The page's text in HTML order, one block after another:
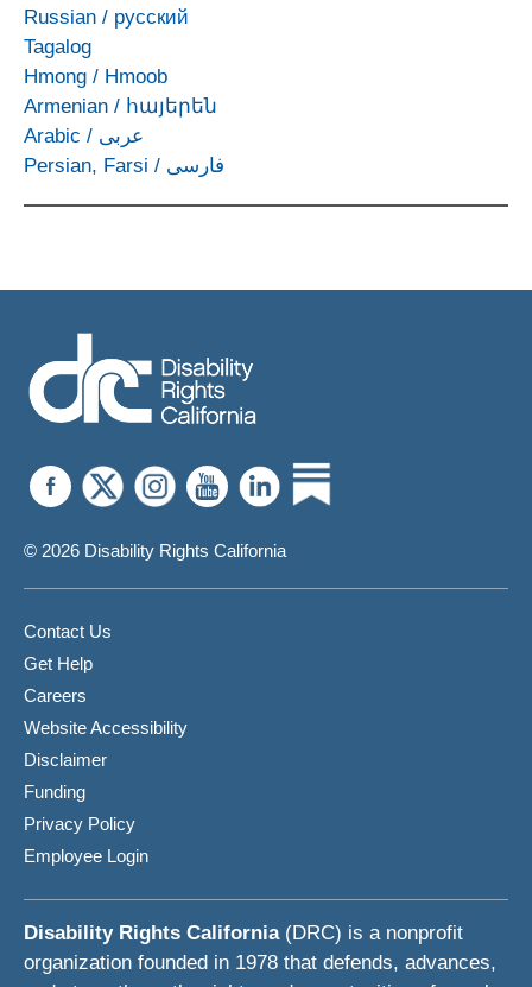
Russian / русский
Tagalog
Hmong / Hmoob
Armenian / հայերեն
Arabic / عربى
Persian, Farsi / فارسی
© 2026 Disability Rights California
Contact Us
Get Help
Careers
Website Accessibility
Disclaimer
Funding
Privacy Policy
Employee Login
Disability Rights California(DRC) is a nonprofit
organization founded in 1978 that defends, advances,